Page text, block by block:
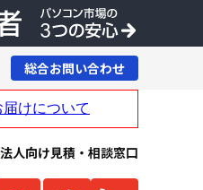
法人向け見積・相談窓口
総合お問い合わせ